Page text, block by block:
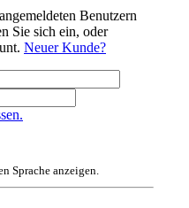
Benutzern
Sie sich ein, oder
Neuer Kunde?
Sprache anzeigen.